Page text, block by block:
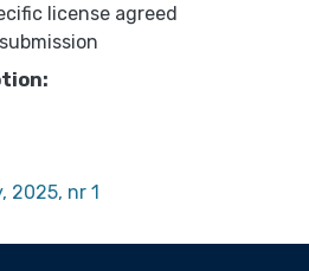
license agreed
2025, nr 1